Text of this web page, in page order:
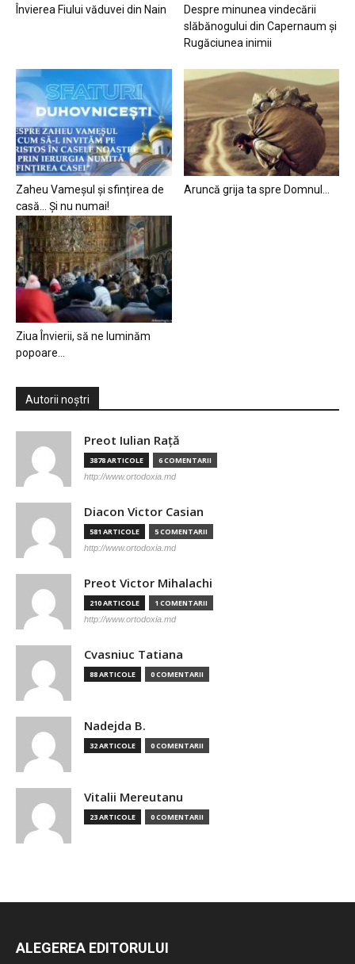
Învierea Fiului văduvei din Nain
Despre minunea vindecării
slăbănogului din Capernaum și
Rugăciunea inimii
Zaheu Vameșul și sfințirea de
casă… Și nu numai!
Aruncă grija ta spre Domnul…
Ziua Învierii, să ne luminăm
popoare…
Autorii noștri
Preot Iulian Raţă
3878 ARTICOLE 6 COMENTARII
http://www.ortodoxia.md
Diacon Victor Casian
581 ARTICOLE 5 COMENTARII
http://www.ortodoxia.md
Preot Victor Mihalachi
210 ARTICOLE 1 COMENTARII
http://www.ortodoxia.md
Cvasniuc Tatiana
88 ARTICOLE 0 COMENTARII
Nadejda B.
32 ARTICOLE 0 COMENTARII
Vitalii Mereutanu
23 ARTICOLE 0 COMENTARII
ALEGEREA EDITORULUI